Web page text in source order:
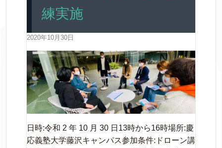
練実施
2020年10月30日
日時:令和 2 年 10 月 30 日13時から16時場所:慶
応義塾大学藤沢キャンパス参加条件:ドローン講